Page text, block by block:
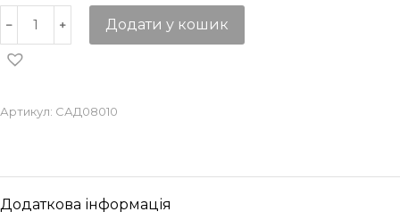
Додати у кошик
Артикул: САД08010
Додаткова інформація